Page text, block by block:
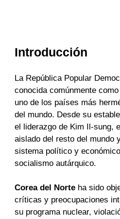
Introducción
La República Popular
conocida comúnmente
uno de los países más
del mundo. Desde su
el liderazgo de Kim Il-sung,
aislado del resto del mundo
sistema político y
socialismo autárquico.
Corea del Norte ha sido
críticas y preocupaciones
su programa nuclear,